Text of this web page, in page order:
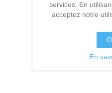
services. En
acceptez notre
En